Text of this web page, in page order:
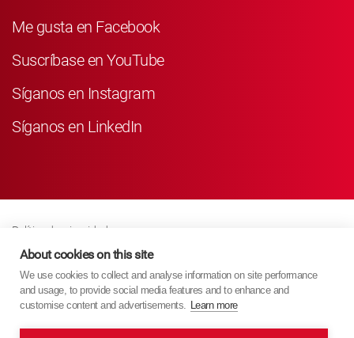
Me gusta en Facebook
Suscríbase en YouTube
Síganos en Instagram
Síganos en LinkedIn
Política de privacidad
Business Partner Privacy
Política De Cookies
Modern Slavery Act Policy
About cookies on this site
We use cookies to collect and analyse information on site performance
and usage, to provide social media features and to enhance and
customise content and advertisements. Learn more